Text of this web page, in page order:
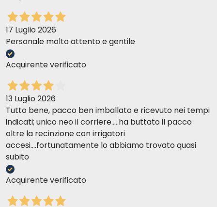
17 Luglio 2026
Personale molto attento e gentile
Acquirente verificato
13 Luglio 2026
Tutto bene, pacco ben imballato e ricevuto nei tempi
indicati; unico neo il corriere.....ha buttato il pacco
oltre la recinzione con irrigatori
accesi....fortunatamente lo abbiamo trovato quasi
subito
Acquirente verificato